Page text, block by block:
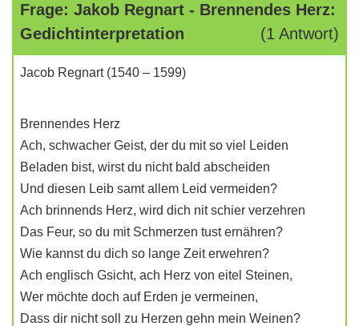
Frage: Jakob Regnart - Brennendes Herz:
Gedichtinterpretation
(1 Antwort)
Jacob Regnart (1540 – 1599)
Brennendes Herz
Ach, schwacher Geist, der du mit so viel Leiden
Beladen bist, wirst du nicht bald abscheiden
Und diesen Leib samt allem Leid vermeiden?
Ach brinnends Herz, wird dich nit schier verzehren
Das Feur, so du mit Schmerzen tust ernähren?
Wie kannst du dich so lange Zeit erwehren?
Ach englisch Gsicht, ach Herz von eitel Steinen,
Wer möchte doch auf Erden je vermeinen,
Dass dir nicht soll zu Herzen gehn mein Weinen?